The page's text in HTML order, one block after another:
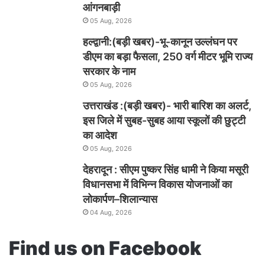
आंगनबाड़ी
05 Aug, 2026
हल्द्वानी:(बड़ी खबर)-भू-कानून उल्लंघन पर
डीएम का बड़ा फैसला, 250 वर्ग मीटर भूमि राज्य
सरकार के नाम
05 Aug, 2026
उत्तराखंड :(बड़ी खबर)- भारी बारिश का अलर्ट,
इस जिले में सुबह-सुबह आया स्कूलों की छुट्टी
का आदेश
05 Aug, 2026
देहरादून : सीएम पुष्कर सिंह धामी ने किया मसूरी
विधानसभा में विभिन्न विकास योजनाओं का
लोकार्पण–शिलान्यास
04 Aug, 2026
Find us on Facebook